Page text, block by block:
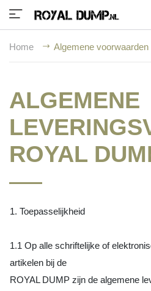
Home Algemene voorwaarden
ALGEMENE
ROYAL
1. Toepasselijkheid
1.1 Op alle schriftelijke of
artikelen bij de
ROYAL DUMP zijn de algemene